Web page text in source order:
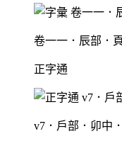
卷一一．辰部．
正字通
v7．戶部．卯中